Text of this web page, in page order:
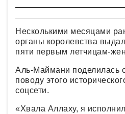
Несколькими месяцами
органы королевства
пяти первым летчицам-
Аль-Маймани поделилась
поводу этого
соцсети.
«Хвала Аллаху, я